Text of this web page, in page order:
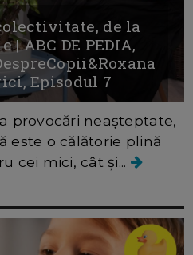
de la
| ABC DE PEDIA,
Episodul 7
provocări neașteptate,
este o călătorie plină
cei mici, cât și...